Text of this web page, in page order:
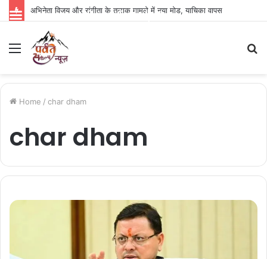
अभिनेता विजय और संगीता के तलाक मामले में नया मोड़, याचिका वापस
Menu
Home / char dham
char dham
Parvat Sankalp News